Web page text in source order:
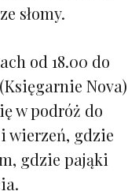
słomy.
od 18.00 do
Nova)
w podróż do
wierzeń, gdzie
gdzie pająki